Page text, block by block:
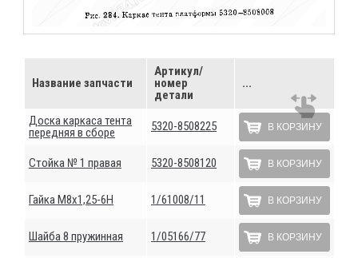
Название запчасти
Артикул/
номер
детали
...
Доска каркаса тента
передняя в сборе
5320-8508225 В КОРЗИНУ
Стойка № 1 правая 5320-8508120 В КОРЗИНУ
Гайка М8х1,25-6Н 1/61008/11 В КОРЗИНУ
Шайба 8 пружинная 1/05166/77 В КОРЗИНУ